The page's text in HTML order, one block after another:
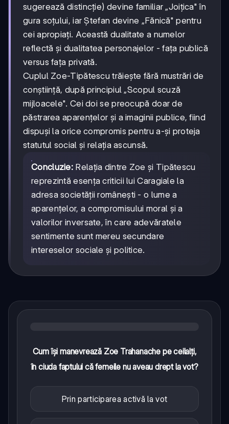
sugerează distincție) devine familiar „Joițica" în
gura soțului, iar Ștefan devine „Fănică" pentru
cei apropiați. Această dualitate a numelor
reflectă și dualitatea personajelor - fața publică
versus fața privată.
Cuplul Zoe-Tipătescu trăiește fără mustrări de
conștiință, după principiul „Scopul scuză
mijloacele". Cei doi se preocupă doar de
păstrarea aparențelor și a imaginii publice, fiind
dispuși la orice compromis pentru a-și proteja
statutul social și relația ascunsă.
Concluzie: Relația dintre Zoe și Tipătescu
reprezintă esența criticii lui Caragiale la
adresa societății românești - o lume a
aparențelor, a compromisului moral și a
valorilor inversate, în care adevăratele
sentimente sunt mereu secundare
intereselor sociale și politice.
Cum își manevrează Zoe Trahanache pe ceilalți,
în ciuda faptului că femeile nu aveau drept la vot?
Prin participarea activă la vot